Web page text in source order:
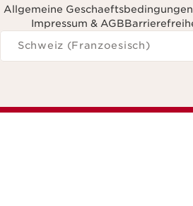
Allgemeine Geschaeftsbedingungen
Impressum & AGB
Navigieren Sie zu
Schweiz (Franzoesisch)